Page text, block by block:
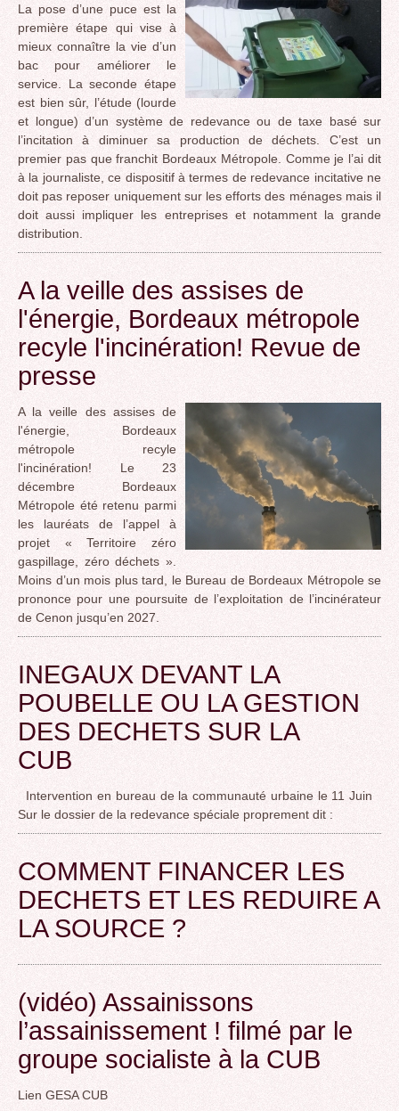
La pose d’une puce est la
première étape qui vise à
mieux connaître la vie d’un
bac pour améliorer le
service. La seconde étape
est bien sûr, l’étude (lourde
et longue) d’un système de redevance ou de taxe basé sur
l’incitation à diminuer sa production de déchets. C’est un
premier pas que franchit Bordeaux Métropole. Comme je l’ai dit
à la journaliste, ce dispositif à termes de redevance incitative ne
doit pas reposer uniquement sur les efforts des ménages mais il
doit aussi impliquer les entreprises et notamment la grande
distribution.
A la veille des assises de
l'énergie, Bordeaux métropole
recyle l'incinération! Revue de
presse
A la veille des assises de
l'énergie, Bordeaux
métropole recyle
l'incinération! Le 23
décembre Bordeaux
Métropole été retenu parmi
les lauréats de l’appel à
projet « Territoire zéro
gaspillage, zéro déchets ».
Moins d’un mois plus tard, le Bureau de Bordeaux Métropole se
prononce pour une poursuite de l’exploitation de l’incinérateur
de Cenon jusqu’en 2027.
INEGAUX DEVANT LA
POUBELLE OU LA GESTION
DES DECHETS SUR LA
CUB
Intervention en bureau de la communauté urbaine le 11 Juin
Sur le dossier de la redevance spéciale proprement dit :
COMMENT FINANCER LES
DECHETS ET LES REDUIRE A
LA SOURCE ?
(vidéo) Assainissons
l’assainissement ! filmé par le
groupe socialiste à la CUB
Lien GESA CUB